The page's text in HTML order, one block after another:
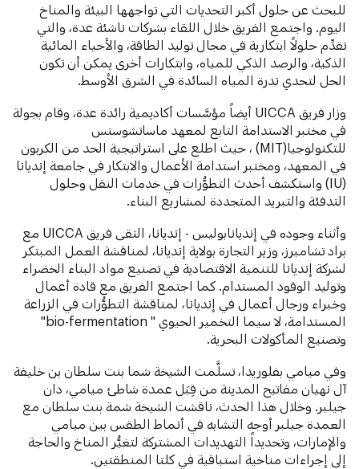
للبحث عن حلول أكبر التحديات التي تواجهها البيئة والمناخ
اليوم. واجتمع الفريق خلال اللقاء بشركات ناشئة عدة، والتي
تقدِّم حلولاً ابتكارية في مجال توليد الطاقة، والأحياء المائية
الذكية، والرصد الذكي للمياه، وابتكارات أخرى يمكن أن تكون
الحل لتحدي ندرة المياه السائدة في الشرق الأوسط.
وزار فريق UICCA أيضاً مؤسَّسات أكاديمية رائدة عدة، وقام بجولة
في مختبر الاستدامة التابع لمعهد ماساتشوستس
للتكنولوجيا(MIT) ، حيث اطلع على استراتيجية الحد من الكربون
في المعهد، ومختبر استدامة الأعمال والابتكار في جامعة إنديانا
(IU) واستكشف أحدث التطوُّرات في خدمات النقل وحلول
التدفئة والتبريد المتجددة لمشاريع البناء.
وأثناء وجوده في إنديانابوليس - إنديانا، التقى فريق UICCA مع
براد تشامبرز، وزير التجارة بولاية إنديانا، لمناقشة العمل المبتكر
لشركة إنديانا للتنمية الاقتصادية في تصنيع مواد البناء الخضراء
وتوليد الوقود المستدام. كما اجتمع الفريق مع قادة أعمال
وخبراء ورجال أعمال في إنديانا، لمناقشة التطوُّرات في الزراعة
المستدامة، لا سيما التخمير الحيوي " bio-fermentation"
وتصنيع المأكولات البحرية.
وفي ميامي بفلوريدا، تسلَّمت الشيخة شما بنت سلطان بن خليفة
آل نهيان مفاتيح المدينة من قِبَل عمدة شاطئ ميامي، دان
جيلبر. وخلال هذا الحدث، ناقشت الشيخة شمة بنت سلطان مع
العمدة جيلبر أوجه التشابه في أنماط الطقس بين ميامي
والإمارات، وتحديداً التهديدات المشتركة لتغيُّر المناخ والحاجة
إلى إجراءات مناخية استباقية في كلتا المنطقتين.